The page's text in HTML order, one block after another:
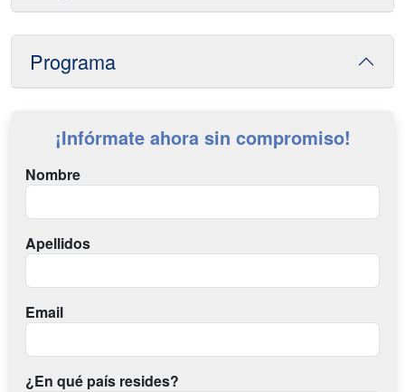
Programa
¡Infórmate ahora sin compromiso!
Nombre
Apellidos
Email
¿En qué país resides?